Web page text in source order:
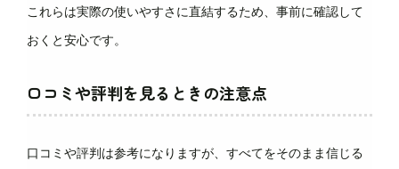
これらは実際の使いやすさに直結するため、事前に確認して
おくと安心です。
口コミや評判を見るときの注意点
口コミや評判は参考になりますが、すべてをそのまま信じる